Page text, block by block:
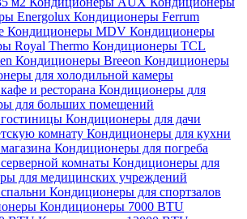
Energolux Кондиционеры Ferrum
Кондиционеры MDV Кондиционеры
Royal Thermo Кондиционеры TCL
Кондиционеры Breeon Кондиционеры
для холодильной камеры
и ресторана Кондиционеры для
для больших помещений
Кондиционеры для дачи
комнату Кондиционеры для кухни
Кондиционеры для погреба
комнаты Кондиционеры для
для медицинских учреждений
Кондиционеры для спортзалов
Кондиционеры 7000 BTU